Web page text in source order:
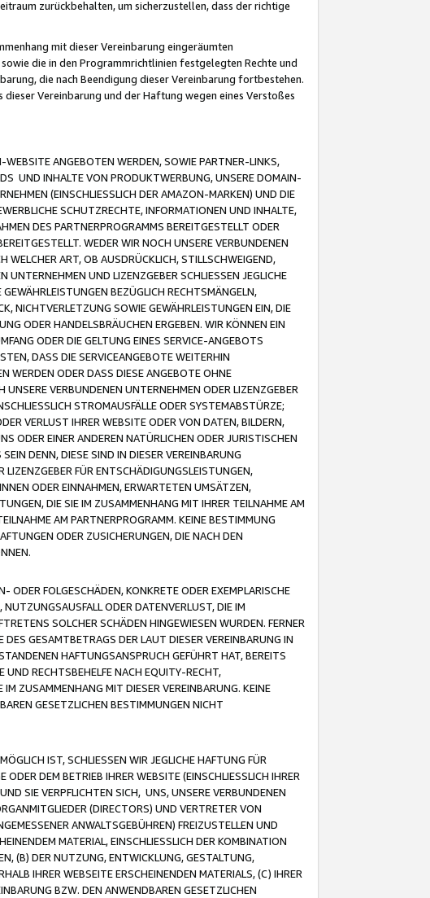
zurückbehalten, um sicherzustellen, dass der richtige
mit dieser Vereinbarung eingeräumten
die in den Programmrichtlinien festgelegten Rechte und
die nach Beendigung dieser Vereinbarung fortbestehen.
Vereinbarung und der Haftung wegen eines Verstoßes
ANGEBOTEN WERDEN, SOWIE PARTNER-LINKS,
UND INHALTE VON PRODUKTWERBUNG, UNSERE DOMAIN-
(EINSCHLIESSLICH DER AMAZON-MARKEN) UND DIE
SCHUTZRECHTE, INFORMATIONEN UND INHALTE,
DES PARTNERPROGRAMMS BEREITGESTELLT ODER
WEDER WIR NOCH UNSERE VERBUNDENEN
WELCHER ART, OB AUSDRÜCKLICH, STILLSCHWEIGEND,
UNTERNEHMEN UND LIZENZGEBER SCHLIESSEN JEGLICHE
BEZÜGLICH RECHTSMÄNGELN,
NICHTVERLETZUNG SOWIE GEWÄHRLEISTUNGEN EIN, DIE
ODER HANDELSBRÄUCHEN ERGEBEN. WIR KÖNNEN EIN
ODER DIE GELTUNG EINES SERVICE-ANGEBOTS
DASS DIE SERVICEANGEBOTE WEITERHIN
WERDEN ODER DASS DIESE ANGEBOTE OHNE
VERBUNDENEN UNTERNEHMEN ODER LIZENZGEBER
STROMAUSFÄLLE ODER SYSTEMABSTÜRZE;
VERLUST IHRER WEBSITE ODER VON DATEN, BILDERN,
ODER EINER ANDEREN NATÜRLICHEN ODER JURISTISCHEN
DENN, DIESE SIND IN DIESER VEREINBARUNG
LIZENZGEBER FÜR ENTSCHÄDIGUNGSLEISTUNGEN,
ODER EINNAHMEN, ERWARTETEN UMSÄTZEN,
DIE SIE IM ZUSAMMENHANG MIT IHRER TEILNAHME AM
AM PARTNERPROGRAMM. KEINE BESTIMMUNG
ODER ZUSICHERUNGEN, DIE NACH DEN
ODER FOLGESCHÄDEN, KONKRETE ODER EXEMPLARISCHE
ODER DATENVERLUST, DIE IM
SOLCHER SCHÄDEN HINGEWIESEN WURDEN. FERNER
GESAMTBETRAGS DER LAUT DIESER VEREINBARUNG IN
HAFTUNGSANSPRUCH GEFÜHRT HAT, BEREITS
UND RECHTSBEHELFE NACH EQUITY-RECHT,
ZUSAMMENHANG MIT DIESER VEREINBARUNG. KEINE
GESETZLICHEN BESTIMMUNGEN NICHT
IST, SCHLIESSEN WIR JEGLICHE HAFTUNG FÜR
DEM BETRIEB IHRER WEBSITE (EINSCHLIESSLICH IHRER
SIE VERPFLICHTEN SICH, UNS, UNSERE VERBUNDENEN
(DIRECTORS) UND VERTRETER VON
ANWALTSGEBÜHREN) FREIZUSTELLEN UND
MATERIAL, EINSCHLIESSLICH DER KOMBINATION
(B) DER NUTZUNG, ENTWICKLUNG, GESTALTUNG,
IHRER WEBSEITE ERSCHEINENDEN MATERIALS, (C) IHRER
BZW. DEN ANWENDBAREN GESETZLICHEN